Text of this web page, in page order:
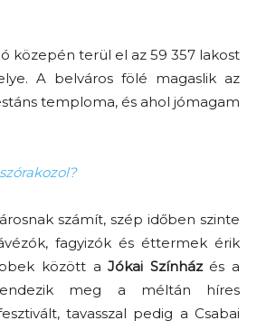
közepén terül el az 59 357 lakost
A belváros fölé magaslik az
temploma, és ahol jómagam
számít, szép időben szinte
fagyizók és éttermek érik
között aJókai Színházés a
meg a méltán híres
tavasszal pedig a Csabai